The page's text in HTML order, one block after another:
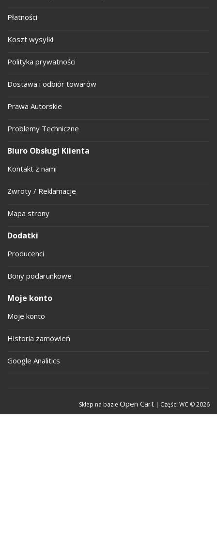
Płatności
Koszt wysyłki
Polityka prywatności
Dostawa i odbiór towarów
Prawa Autorskie
Problemy Techniczne
Biuro Obsługi Klienta
Kontakt z nami
Zwroty / Reklamacje
Mapa strony
Dodatki
Producenci
Bony podarunkowe
Moje konto
Moje konto
Historia zamówień
Google Analitics
Sklep na bazie Open Cart | Części WC © 2026